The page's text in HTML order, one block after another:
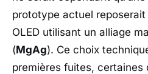
prototype actuel
OLED utilisant un alliage
(MgAg). Ce choix
premières fuites, certaines